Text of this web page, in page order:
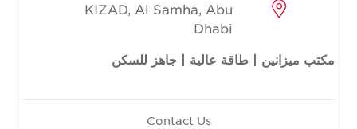
KIZAD, Al Samha, Abu
Dhabi
مكتب ميزانين | طاقة عالية | جاهز للسكن
Contact Us